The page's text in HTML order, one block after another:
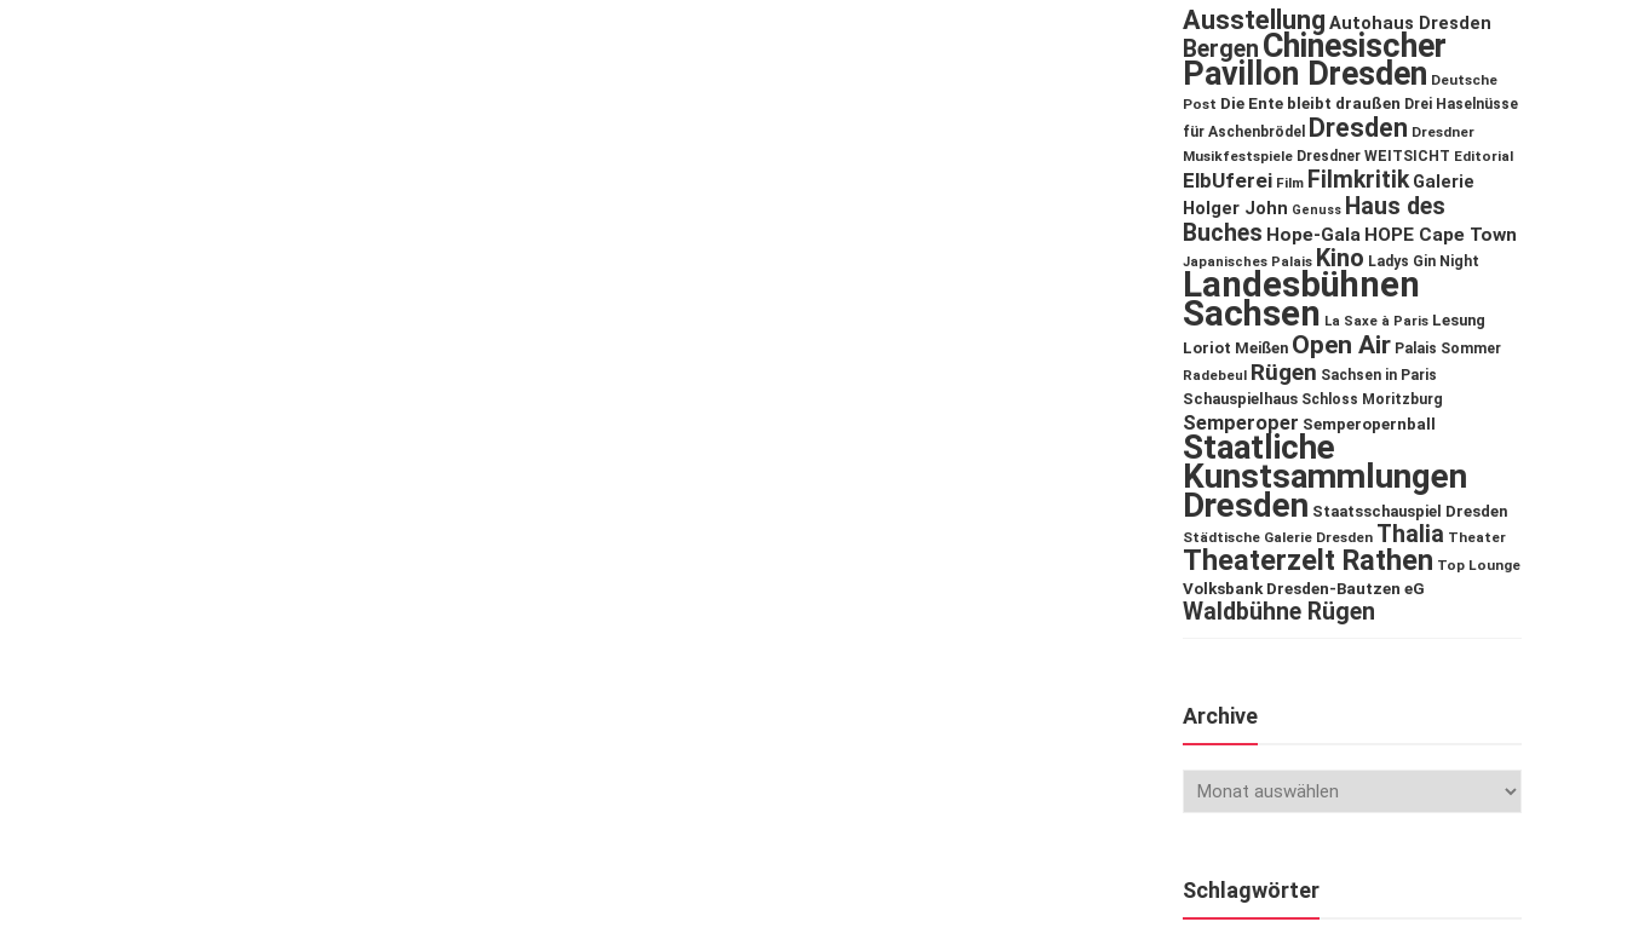
Ausstellung Autohaus Dresden
Bergen Chinesischer
Pavillon Dresden Deutsche
Post Die Ente bleibt draußen Drei Haselnüsse
für Aschenbrödel
Dresden Dresdner
Musikfestspiele Dresdner WEITSICHT Editorial
ElbUferei Film Filmkritik Galerie
Holger John Genuss Haus des
Buches Hope-Gala HOPE Cape Town
Japanisches Palais Kino Ladys Gin Night
Landesbühnen
Sachsen La Saxe à Paris Lesung
Loriot Meißen Open Air Palais Sommer
Radebeul Rügen Sachsen in Paris
Schauspielhaus Schloss Moritzburg
Semperoper Semperopernball
Staatliche
Kunstsammlungen
Dresden Staatsschauspiel Dresden
Städtische Galerie Dresden Thalia Theater
Theaterzelt Rathen Top Lounge
Volksbank Dresden-Bautzen eG
Waldbühne Rügen
Archive
Schlagwörter